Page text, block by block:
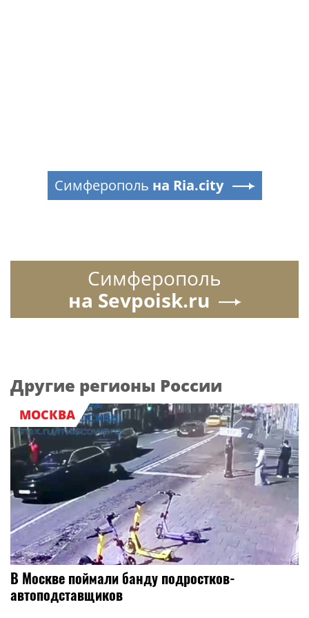
Симферополь на Ria.city
Симферополь
на Sevpoisk.ru
Другие регионы России
МОСКВА
В Москве поймали банду подростков-
автоподставщиков